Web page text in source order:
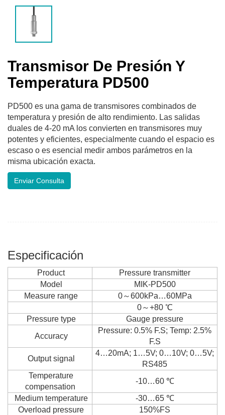
Transmisor De Presión Y
Temperatura PD500
PD500 es una gama de transmisores combinados de
temperatura y presión de alto rendimiento. Las salidas
duales de 4-20 mA los convierten en transmisores muy
potentes y eficientes, especialmente cuando el espacio es
escaso o es esencial medir ambos parámetros en la
misma ubicación exacta.
Enviar Consulta
Especificación
Product
Pressure transmitter
Model
MIK-PD500
Measure range
0～600kPa…60MPa
0～+80 ℃
Pressure type
Gauge pressure
Accuracy
Pressure: 0.5% F.S; Temp: 2.5%
F.S
Output signal
4…20mA; 1…5V; 0…10V; 0…5V;
RS485
Temperature
compensation
-10…60 ℃
Medium temperature
-30…65 ℃
Overload pressure
150%FS